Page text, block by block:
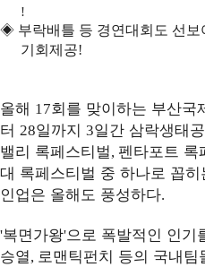
!
◈ 부락배틀 등 경연대회도 선보
기회제공!
올해 17회를 맞이하는 부산국
터 28일까지 3일간 삼락생태
밸리 록페스티벌, 펜타포트 록
대 록페스티벌 중 하나로 꼽
인업은 올해도 풍성하다.
'복면가왕'으로 폭발적인 인기
승열, 로맨틱펀치 등의 국내